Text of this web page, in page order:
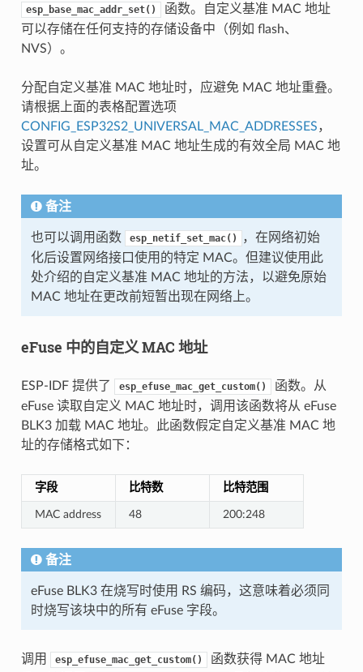
esp_base_mac_addr_set()
函数。自定义基准 MAC 地址
可以存储在任何支持的存储设备中（例如 flash、
NVS）。
分配自定义基准 MAC 地址时，应避免 MAC 地址重叠。
请根据上面的表格配置选项
CONFIG_ESP32S2_UNIVERSAL_MAC_ADDRESSES，
设置可从自定义基准 MAC 地址生成的有效全局 MAC 地
址。
备注
也可以调用函数 esp_netif_set_mac()
，在网络初始
化后设置网络接口使用的特定 MAC。但建议使用此
处介绍的自定义基准 MAC 地址的方法，以避免原始
MAC 地址在更改前短暂出现在网络上。
eFuse 中的自定义 MAC 地址
ESP-IDF 提供了 esp_efuse_mac_get_custom()
函数。从
eFuse 读取自定义 MAC 地址时，调用该函数将从 eFuse
BLK3 加载 MAC 地址。此函数假定自定义基准 MAC 地
址的存储格式如下：
字段 比特数 比特范围
MAC address 48 200:248
备注
eFuse BLK3 在烧写时使用 RS 编码，这意味着必须同
时烧写该块中的所有 eFuse 字段。
调用 esp_efuse_mac_get_custom()
函数获得 MAC 地址